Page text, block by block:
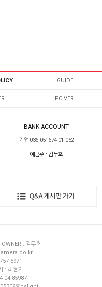
GUIDE
PC VER.
BANK ACCOUNT
기업 036-051674-01-052
예금주 : 김두호
: 김두호
5971
: 최현지
04-85987